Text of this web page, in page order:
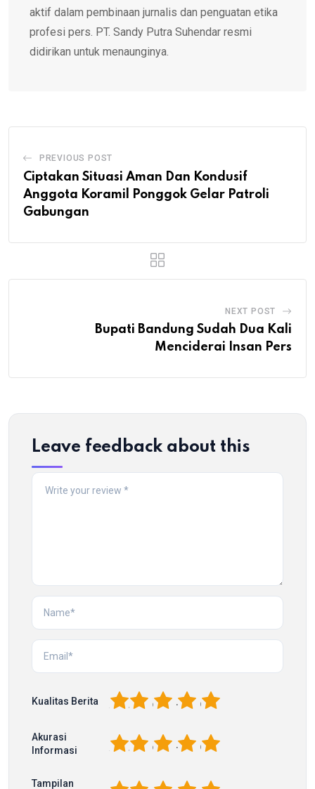
aktif dalam pembinaan jurnalis dan penguatan etika
profesi pers. PT. Sandy Putra Suhendar resmi
didirikan untuk menaunginya.
PREVIOUS POST
Ciptakan Situasi Aman Dan Kondusif
Anggota Koramil Ponggok Gelar Patroli
Gabungan
NEXT POST
Bupati Bandung Sudah Dua Kali
Menciderai Insan Pers
Leave feedback about this
Kualitas Berita 5
4
3
2
Akurasi
Informasi
5
4
3
2
Tampilan